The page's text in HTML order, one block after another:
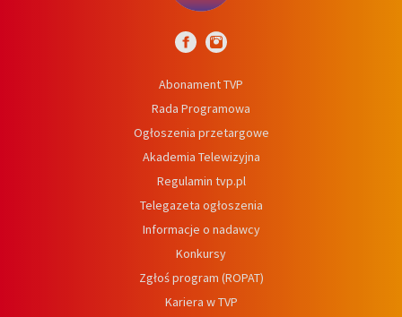
Abonament TVP
Rada Programowa
Ogłoszenia przetargowe
Akademia Telewizyjna
Regulamin tvp.pl
Telegazeta ogłoszenia
Informacje o nadawcy
Konkursy
Zgłoś program (ROPAT)
Kariera w TVP